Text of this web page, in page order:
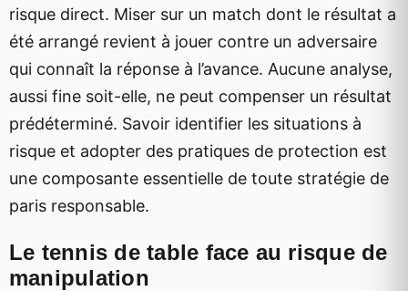
risque direct. Miser sur un match dont le résultat a
été arrangé revient à jouer contre un adversaire
qui connaît la réponse à l’avance. Aucune analyse,
aussi fine soit-elle, ne peut compenser un résultat
prédéterminé. Savoir identifier les situations à
risque et adopter des pratiques de protection est
une composante essentielle de toute stratégie de
paris responsable.
Le tennis de table face au risque de
manipulation